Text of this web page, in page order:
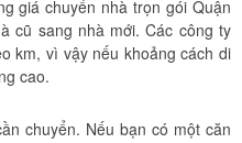
giá chuyển nhà trọn gói Quận
cũ sang nhà mới. Các công ty
km, vì vậy nếu khoảng cách di
cao.
chuyển. Nếu bạn có một căn